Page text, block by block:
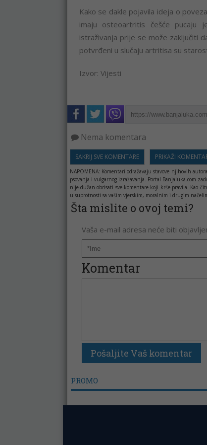
Kako se dakle pojavila ideja o
imaju osteoartritis češće pucaju
istraživanja prije se može zaključiti
potvrđeni u slučaju artritisa su
Izvor: Vijesti
Nema komentara
SAKRIJ SVE KOMENTARE PRIKAŽI
NAPOMENA: Komentari odražavaju stavove njihovih
psovanja i vulgarnog izražavanja. Portal Banjaluka.com
nije dužan obrisati sve komentare koji krše pravila. Kao
u suprotnosti sa vašim vjerskim, moralnim i drugim
Šta mislite o ovoj temi?
Vaša e-mail adresa neće biti
Komentar
PROMO